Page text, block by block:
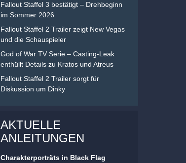
Fallout Staffel 3 bestätigt – Drehbeginn
im Sommer 2026
Fallout Staffel 2 Trailer zeigt New Vegas
und die Schauspieler
God of War TV Serie – Casting-Leak
enthüllt Details zu Kratos und Atreus
Fallout Staffel 2 Trailer sorgt für
Diskussion um Dinky
AKTUELLE
ANLEITUNGEN
Charakterporträts in Black Flag